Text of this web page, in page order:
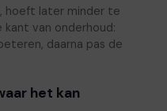
hoeft later minder te
kant van onderhoud:
daarna pas de
het kan